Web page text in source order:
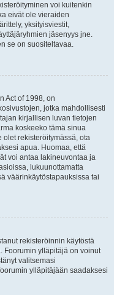
voi kuitenkin
eivät ole vieraiden
yksityisviestit,
jäsenyys jne.
se on suositeltavaa.
Act of 1998, on
jotka mahdollisesti
kirjallisen luvan tietojen
koskeeko tämä sinua
rekisteröitymässä, ota
apua. Huomaa, että
voi antaa lakineuvontaa ja
lukuunottamatta
väärinkäytöstapauksissa tai
rekisteröinnin käytöstä
Foorumin ylläpitäjä on voinut
valitsemasi
ylläpitäjään saadaksesi